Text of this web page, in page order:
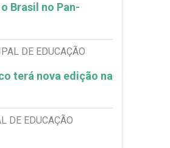
Brasil no Pan-
DE EDUCAÇÃO
terá nova edição na
DE EDUCAÇÃO